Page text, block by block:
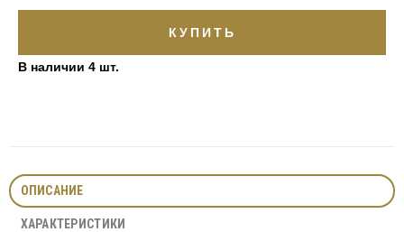
КУПИТЬ
В наличии 4 шт.
ОПИСАНИЕ
ХАРАКТЕРИСТИКИ